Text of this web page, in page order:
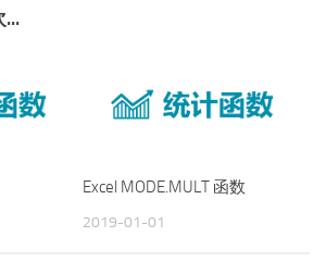
Excel MODE.MULT 函数
2019-01-01